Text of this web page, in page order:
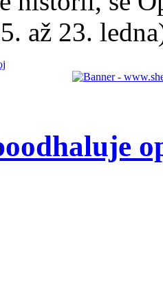
až 23.